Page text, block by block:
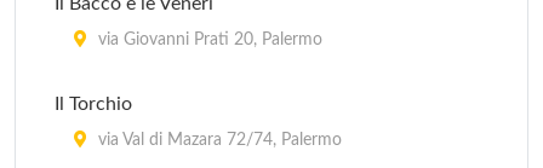
via Giovanni Prati 20, Palermo
Il Torchio
via Val di Mazara 72/74, Palermo